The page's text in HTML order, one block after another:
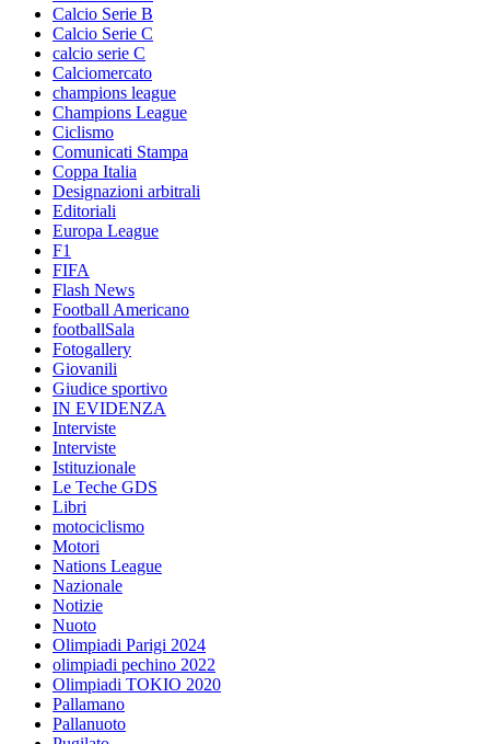
Calcio Serie B
Calcio Serie C
calcio serie C
Calciomercato
champions league
Champions League
Ciclismo
Comunicati Stampa
Coppa Italia
Designazioni arbitrali
Editoriali
Europa League
F1
FIFA
Flash News
Football Americano
footballSala
Fotogallery
Giovanili
Giudice sportivo
IN EVIDENZA
Interviste
Interviste
Istituzionale
Le Teche GDS
Libri
motociclismo
Motori
Nations League
Nazionale
Notizie
Nuoto
Olimpiadi Parigi 2024
olimpiadi pechino 2022
Olimpiadi TOKIO 2020
Pallamano
Pallanuoto